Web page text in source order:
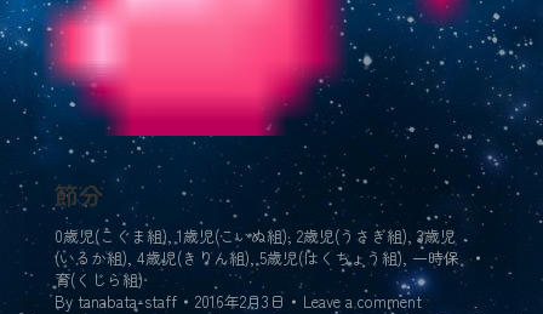
節分
0歳児(こぐま組),1歳児(こいぬ組), 2歳児(うさぎ組), 3歳児
(いるか組), 4歳児(きりん組),5歳児(はくちょう組), 一時保
育(くじら組)
By tanabata-staff 2016年2月3日 Leave a comment